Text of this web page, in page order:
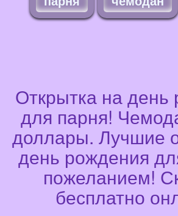
Открытка на день
для парня!
доллары. Лучшие
день рождения
пожеланием!
бесплатно